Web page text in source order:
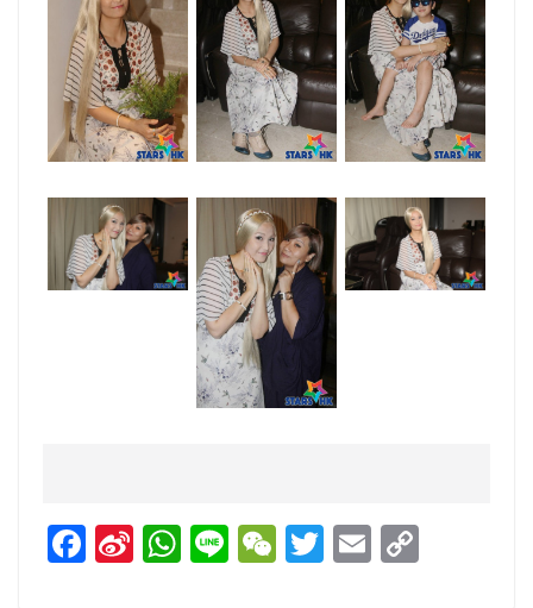
F
a
Si
n
W
h
Li
n
W
e
T
w
E
m